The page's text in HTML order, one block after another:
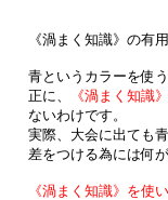
《渦まく知識》の有
青というカラーを使
正に、
《渦まく知識
ないわけです。
実際、大会に出ても
差をつける為には何
《渦まく知識》を使